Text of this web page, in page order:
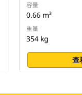
容量
0.66 m³
重量
354 kg
查